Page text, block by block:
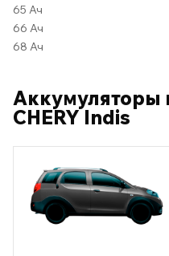
65 Ач
66 Ач
68 Ач
Аккумуляторы
CHERY Indis